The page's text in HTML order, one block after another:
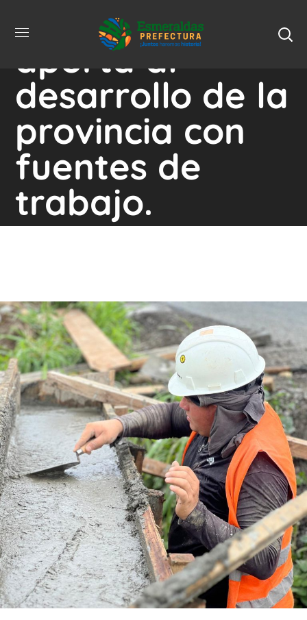
La Prefectura
aporta al
desarrollo de la
provincia con
fuentes de
trabajo.